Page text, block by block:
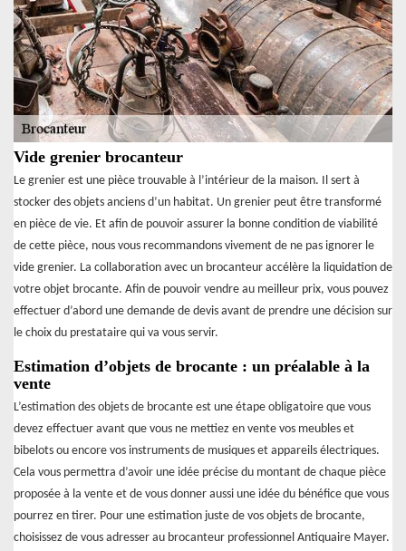
Vide grenier brocanteur
Le grenier est une pièce trouvable à l’intérieur de la maison. Il sert à
stocker des objets anciens d’un habitat. Un grenier peut être transformé
en pièce de vie. Et afin de pouvoir assurer la bonne condition de viabilité
de cette pièce, nous vous recommandons vivement de ne pas ignorer le
vide grenier. La collaboration avec un brocanteur accélère la liquidation de
votre objet brocante. Afin de pouvoir vendre au meilleur prix, vous pouvez
effectuer d’abord une demande de devis avant de prendre une décision sur
le choix du prestataire qui va vous servir.
Estimation d’objets de brocante : un préalable à la
vente
L’estimation des objets de brocante est une étape obligatoire que vous
devez effectuer avant que vous ne mettiez en vente vos meubles et
bibelots ou encore vos instruments de musiques et appareils électriques.
Cela vous permettra d’avoir une idée précise du montant de chaque pièce
proposée à la vente et de vous donner aussi une idée du bénéfice que vous
pourrez en tirer. Pour une estimation juste de vos objets de brocante,
choisissez de vous adresser au brocanteur professionnel Antiquaire Mayer.